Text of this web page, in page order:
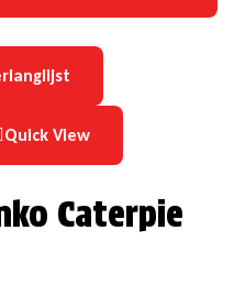
Quick View
Caterpie